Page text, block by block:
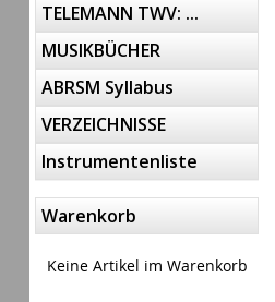
TELEMANN TWV: ...
MUSIKBÜCHER
ABRSM Syllabus
VERZEICHNISSE
Instrumentenliste
Warenkorb
Keine Artikel im Warenkorb